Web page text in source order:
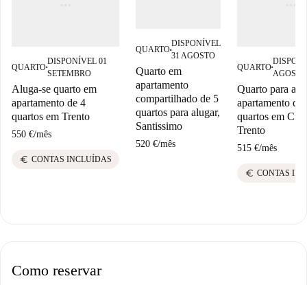
QUARTO■
DISPONÍVEL 01
SETEMBRO
Aluga-se quarto em
apartamento de 4
quartos em Trento
550 €/mês
euro CONTAS INCLUÍDAS
QUARTO■
DISPONÍVEL
31 AGOSTO
Quarto em
apartamento
compartilhado de 5
quartos para alugar,
Santissimo
520 €/mês
QUARTO■
AGOSTO
Quarto para
apartamento de
quartos em
Trento
515 €/mês
euro CONTAS
Como reservar